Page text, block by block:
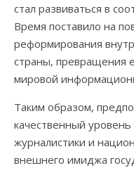
стал развиваться в
Время поставило на
реформирования
страны, превращения
мировой
Таким образом,
качественный
журналистики и
внешнего имиджа